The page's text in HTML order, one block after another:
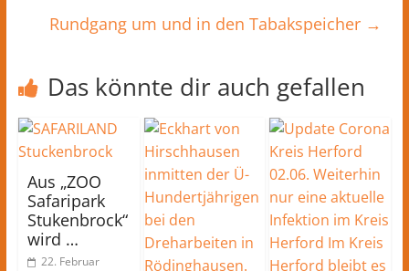
Rundgang um und in den Tabakspeicher →
Das könnte dir auch gefallen
Aus „ZOO
Safaripark
Stukenbrock“
wird …
22. Februar